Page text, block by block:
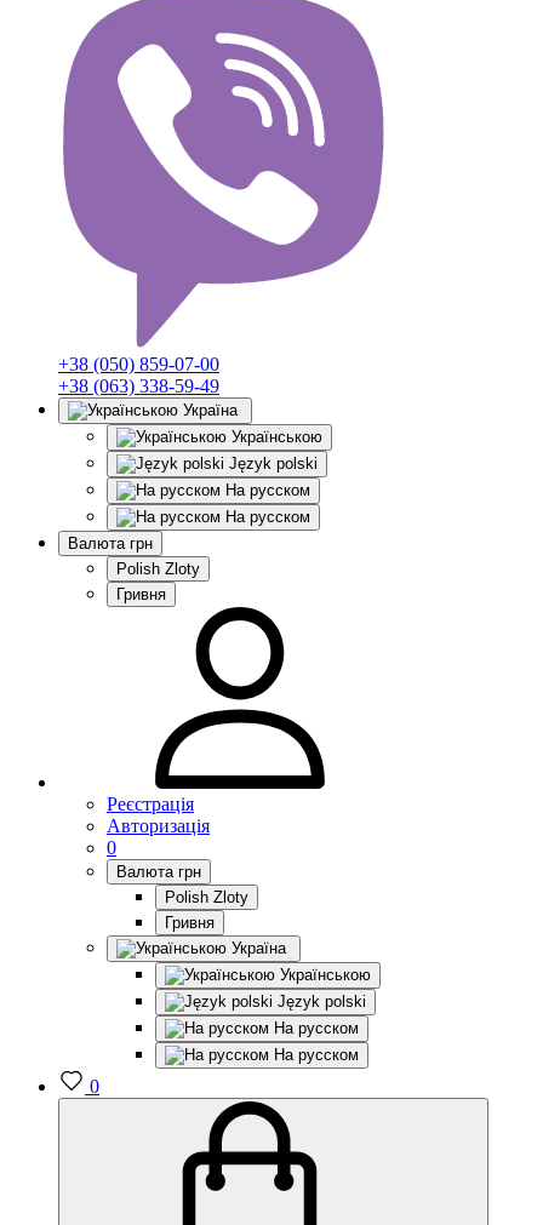
+38 (050) 859-07-00
+38 (063) 338-59-49
Україна
Українською
Język polski
На русском
На русском
Валюта грн
Polish Zloty
Гривня
Реєстрація
Авторизація
0
Валюта грн
Polish Zloty
Гривня
Україна
Українською
Język polski
На русском
На русском
0